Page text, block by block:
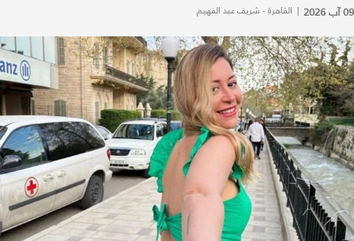
09 آب 2026 | القاهرة - شريف عبد الفهيم